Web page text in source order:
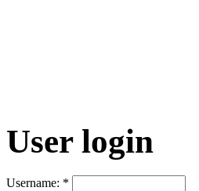
User login
Username: *